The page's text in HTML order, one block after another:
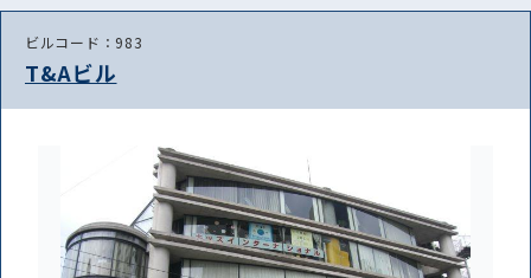
ビルコード：983
T&Aビル